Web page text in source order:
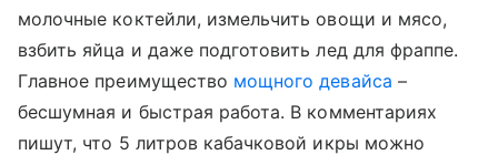
молочные коктейли, измельчить овощи и мясо,
взбить яйца и даже подготовить лед для фраппе.
Главное преимущество мощного девайса –
бесшумная и быстрая работа. В комментариях
пишут, что 5 литров кабачковой икры можно